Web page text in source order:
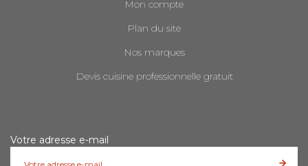
Mon compte
Plan du site
Nos marques
Devis cuisine professionnelle gratuit
Votre adresse e-mail